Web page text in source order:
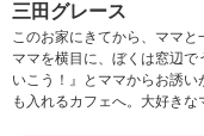
三田グレース
このお家にきてから、ママ
ママを横目に、ぼくは窓辺
いこう！』とママからお誘い
も入れるカフェへ。大好きな